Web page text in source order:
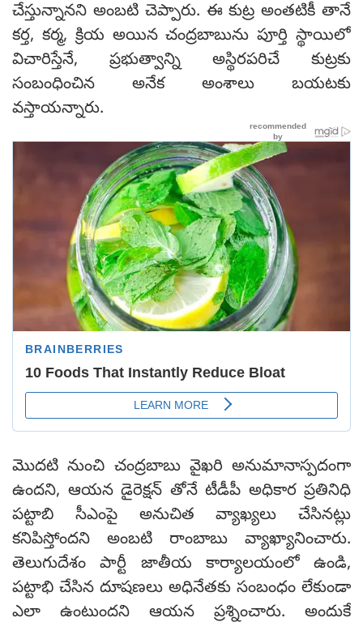
చేస్తున్నాన‌ని అంబ‌టి చెప్పారు. ఈ కుట్ర అంతటికీ తానే
కర్త, కర్మ, క్రియ అయిన చంద్రబాబును పూర్తి స్థాయిలో
విచారిస్తేనే, ప్రభుత్వాన్ని అస్థిరపరిచే కుట్రకు
సంబంధించిన అనేక అంశాలు బయటకు
వస్తాయన్నారు.
మొద‌టి నుంచి చంద్ర‌బాబు వైఖ‌రి అనుమానాస్ప‌దంగా
ఉంద‌ని, ఆయ‌న డైరెక్ష‌న్ తోనే టీడీపీ అధికార ప్ర‌తినిధి
ప‌ట్టాబి సీఎంపై అనుచిత వ్యాఖ్య‌లు చేసిన‌ట్లు
క‌నిపిస్తోంద‌ని అంబ‌టి రాంబాబు వ్యాఖ్యానించారు.
తెలుగుదేశం పార్టీ జాతీయ కార్యాల‌యంలో ఉండి,
ప‌ట్టాభి చేసిన దూష‌ణ‌లు అధినేత‌కు సంబంధం లేకుండా
ఎలా ఉంటుంద‌ని ఆయ‌న ప్ర‌శ్నించారు. అందుకే